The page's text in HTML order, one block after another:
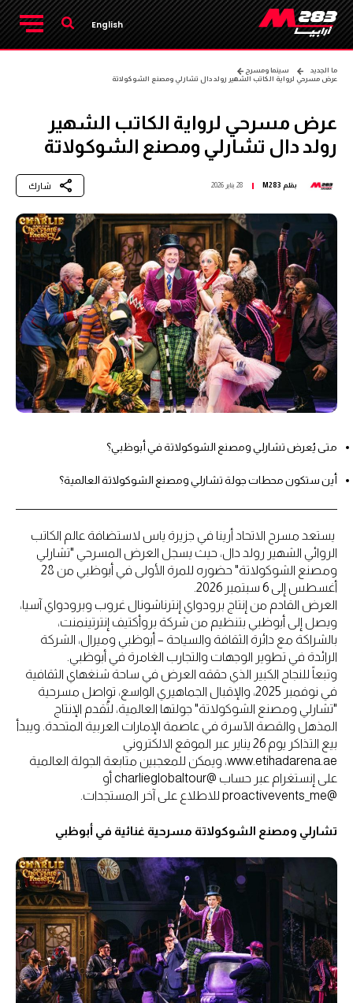
English
ما الجديد
سينما ومسرح
عرض مسرحي لرواية الكاتب الشهير رولد دال تشارلي ومصنع الشوكولاتة
عرض مسرحي لرواية الكاتب الشهير
رولد دال تشارلي ومصنع الشوكولاتة
بقلم M283 28 يناير 2026 شارك
متى يُعرض تشارلي ومصنع الشوكولاتة في أبوظبي؟
أين ستكون محطات جولة تشارلي ومصنع الشوكولاتة العالمية؟
يستعد مسرح الاتحاد أرينا في جزيرة ياس لاستضافة عالم الكاتب
الروائي الشهير رولد دال، حيث يسجل العرض المسرحي "تشارلي
ومصنع الشوكولاتة" حضوره للمرة الأولى في أبوظبي من 28
أغسطس إلى 6 سبتمبر 2026.
العرض القادم من إنتاج برودواي إنترناشونال غروب وبرودواي آسيا،
ويصل إلى أبوظبي بتنظيم من شركة بروأكتيف إنترتينمنت،
بالشراكة مع دائرة الثقافة والسياحة – أبوظبي وميرال، الشركة
الرائدة في تطوير الوجهات والتجارب الغامرة في أبوظبي.
وتبعاً للنجاح الكبير الذي حققه العرض في ساحة شنغهاي الثقافية
في نوفمبر 2025، والإقبال الجماهيري الواسع، تواصل مسرحية
"تشارلي ومصنع الشوكولاتة" جولتها العالمية، لتُقدم الإنتاج
المذهل والقصة الآسرة في عاصمة الإمارات العربية المتحدة. ويبدأ
بيع التذاكر يوم 26 يناير عبر الموقع الالكتروني
www.etihadarena.ae، ويمكن للمعجبين متابعة الجولة العالمية
على إنستغرام عبر حساب @charlieglobaltour أو
@proactivevents_me للاطلاع على آخر المستجدات.
تشارلي ومصنع الشوكولاتة مسرحية غنائية في أبوظبي